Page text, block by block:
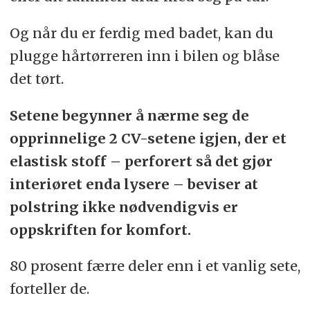
Og når du er ferdig med badet, kan du
plugge hårtørreren inn i bilen og blåse
det tørt.
Setene begynner å nærme seg de
opprinnelige 2 CV-setene igjen, der et
elastisk stoff – perforert så det gjør
interiøret enda lysere – beviser at
polstring ikke nødvendigvis er
oppskriften for komfort.
80 prosent færre deler enn i et vanlig sete,
forteller de.